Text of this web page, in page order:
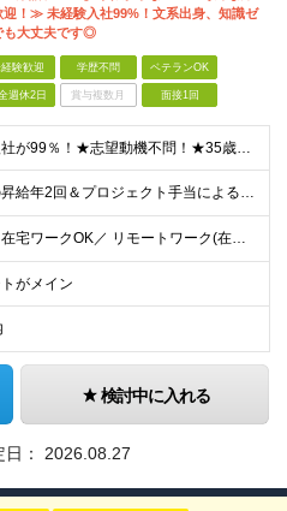
迎！≫ 未経験入社99%！文系出身、知識ゼ
も大丈夫です◎
験歓迎 学歴不問 ベテランOK
週休2日 賞与複数月 面接1回
★未経験入社が99％！★志望動機不問！★35歳以下（長期キャリア形成のため） ■職種・業界経験不問、第二新卒大歓迎！ ■学歴不問 ≪1つでも当てはまる方にピッタリです≫ ★ChatGPTやAIなど
＼基本給の昇給年2回＆プロジェクト手当による昇給年12回！！／ 【未経験者の場合】 月給26万円～50万円＋プロジェクト手当＋資格手当 ★スキルや経験を考慮の上、優遇します ★上記給与には固定残業
＼全国から在宅ワークOK／ リモートワーク(在宅勤務)or東京23区、大阪のお客様先での勤務 ★転勤はありません ★希望をもとに配属先を決定します ★リモートワーク率5割強 ★フルリモートの場合は通
がメイン
検討中に入れる
： 2026.08.27